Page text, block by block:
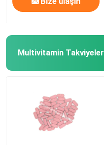
Multivitamin Takviyeler